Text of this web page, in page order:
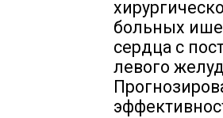
больных
сердца с
левого